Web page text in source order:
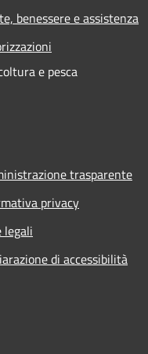
benessere e assistenza
e pesca
trasparente
privacy
legali
di accessibilità